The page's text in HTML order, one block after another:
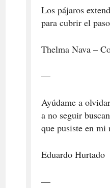
Los pájaros
para cubrir el
Thelma Nava –
—
Ayúdame a
a no seguir
que pusiste en mi
Eduardo Hurtado
—